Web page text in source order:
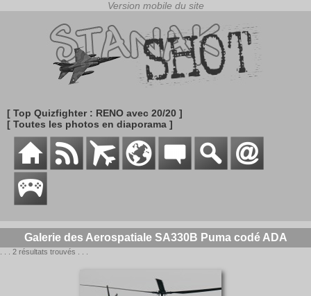
[ Top Quizfighter : RENO avec 20/20 ]
[ Toutes les photos en diaporama ]
Galerie des Aerospatiale SA330B Puma codé ADA
. . . 2 résultats trouvés . . .